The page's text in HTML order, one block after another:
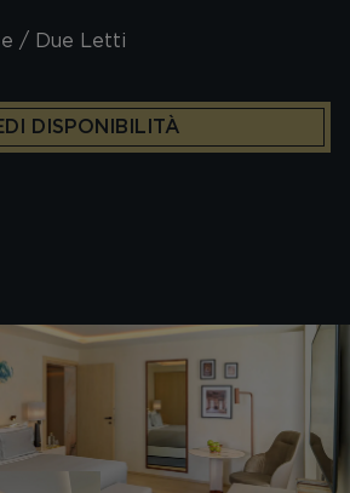
/ Due Letti
DISPONIBILITÀ